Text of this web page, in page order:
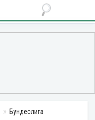
Бундеслига